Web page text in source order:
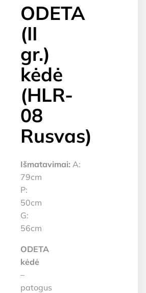
ODETA
(II
gr.)
kėdė
(HLR-
08
Rusvas)
Išmatavimai: A:
79cm
P:
50cm
G:
56cm
ODETA
kėdė
–
patogus